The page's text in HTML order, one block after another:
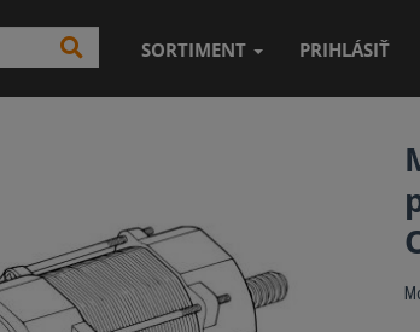
SORTIMENT PRIHLÁSIŤ